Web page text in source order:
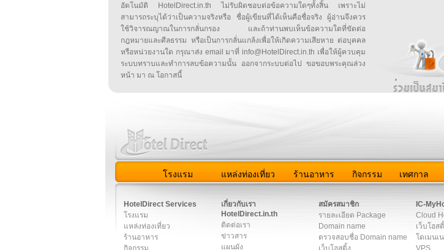
อัตโนมัติ HotelDirect.in.th ไม่รับผิดชอบต่อข้อความใดๆทั้งสิ้น เพราะไม่
สามารถระบุได้ว่าเป็นความจริงหรือ ชื่อผู้เขียนที่ได้เห็นคือชื่อจริง ผู้อ่านจึงควร
ใช้วิจารณญาณในการกลั่นกรอง และถ้าท่านพบเห็นข้อความใดที่ขัดต่อ
กฎหมายและศีลธรรม หรือเป็นการกลั่นแกล้งเพื่อให้เกิดความเสียหาย ต่อบุคคล
หรือหน่วยงานใด กรุณาส่ง email มาที่ info@HotelDirect.in.th เพื่อให้ผู้ควบคุม
ระบบทราบและทำการลบข้อความนั้น ออกจากระบบต่อไป ขอขอบพระคุณล่วง
หน้า มา ณ โอกาสนี้
โรงแรม แหล่งท่องเที่ยว ร้านอาหาร กิจกรรม เทศกาล
HotelDirect Services
โรงแรม
แหล่งท่องเที่ยว
ร้านอาหาร
กิจกรรม
เกี่ยวกับเรา
HotelDirect.in.th
ติดต่อเรา
ข่าวสาร
แผนผัง
สมัครสมาชิก
รายละเอียด Package
Domain name
ตรวจสอบชื่อ Domain name
เว็บโฮสติ้ง
IC-
Cloud
เว็บโฮส
โดเมนเ
VPS